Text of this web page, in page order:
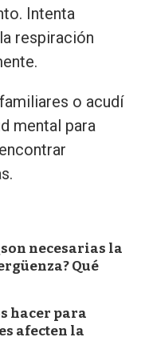
Intenta
respiración
o acudí
mental para
necesarias la
Qué
hacer para
afecten la